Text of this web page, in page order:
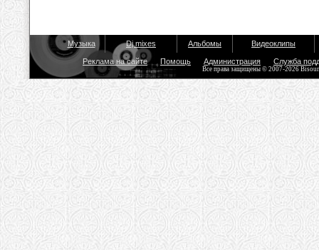
Музыка Dj mixes Альбомы Видеоклипы
Реклама на сайте Помощь Администрация Служба
Все права защищены © 2007-2026